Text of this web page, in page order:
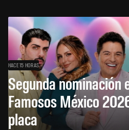
HACE 15 HORAS
Segunda nominación
Famosos México
placa